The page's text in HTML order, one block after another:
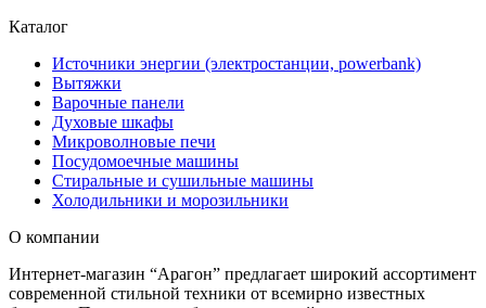
Каталог
Источники энергии (электростанции, powerbank)
Вытяжки
Варочные панели
Духовые шкафы
Микроволновые печи
Посудомоечные машины
Стиральные и сушильные машины
Холодильники и морозильники
О компании
Интернет-магазин “Арагон” предлагает широкий ассортимент
современной стильной техники от всемирно известных